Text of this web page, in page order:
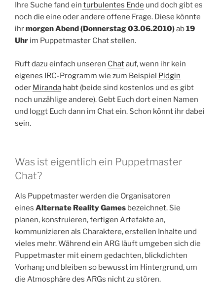
Ihre Suche fand ein turbulentes Ende und doch gibt es
noch die eine oder andere offene Frage. Diese könnte
ihrmorgen Abend (Donnerstag 03.06.2010)ab19
Uhr im Puppetmaster Chat stellen.
Ruft dazu einfach unseren Chatauf, wenn ihr kein
eigenes IRC-Programm wie zum Beispiel Pidgin
oder Miranda habt (beide sind kostenlos und es gibt
noch unzählige andere). Gebt Euch dort einen Namen
und loggt Euch dann im Chat ein. Schon könnt ihr dabei
sein.
Was ist eigentlich ein Puppetmaster
Chat?
Als Puppetmaster werden die Organisatoren
eines Alternate Reality Games bezeichnet. Sie
planen, konstruieren, fertigen Artefakte an,
kommunizieren als Charaktere, erstellen Inhalte und
vieles mehr. Während ein ARG läuft umgeben sich die
Puppetmaster mit einem gedachten, blickdichten
Vorhang und bleiben so bewusst im Hintergrund, um
die Atmosphäre des ARGs nicht zu stören.